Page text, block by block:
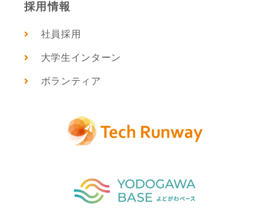
採用情報
社員採用
大学生インターン
ボランティア